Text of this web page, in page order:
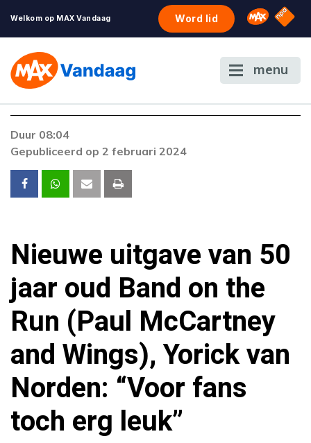
Welkom op MAX Vandaag Word lid Omroep
NPO
menu
De gewenste stream is op dit moment niet
voordoen, neem dan contact op met onze
klantenservice.
Duur 08:04
Gepubliceerd op 2 februari 2024
Nieuwe uitgave van 50
jaar oud Band on the
Run (Paul McCartney
and Wings), Yorick van
Norden: “Voor fans
toch erg leuk”